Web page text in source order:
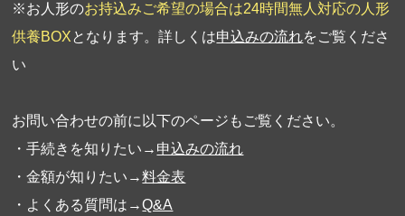
※お人形のお持込みご希望の場合は24時間無人対応の人形
供養BOXとなります。詳しくは申込みの流れをご覧くださ
い
お問い合わせの前に以下のページもご覧ください。
・手続きを知りたい→ 申込みの流れ
・金額が知りたい→料金表
・よくある質問は→Q&A